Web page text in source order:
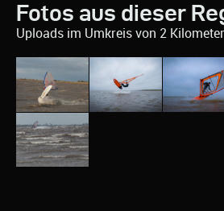
Fotos aus dieser
Uploads im Umkreis von 2